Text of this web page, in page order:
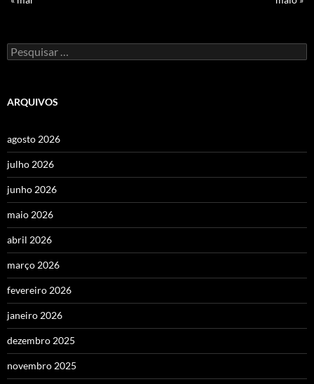
Pesquisar
por:
ARQUIVOS
agosto 2026
julho 2026
junho 2026
maio 2026
abril 2026
março 2026
fevereiro 2026
janeiro 2026
dezembro 2025
novembro 2025